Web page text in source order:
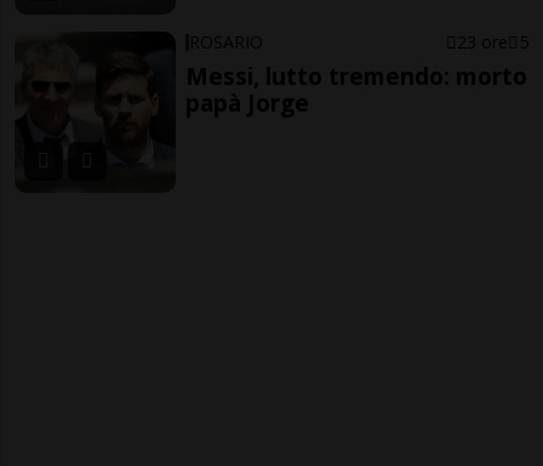
ROSARIO 23 ore 5
Messi, lutto tremendo: morto
papà Jorge